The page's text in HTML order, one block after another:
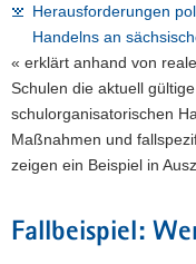
Herausforderungen
Handelns an
« erklärt anhand von
Schulen die aktuell
schulorganisatorischen
Maßnahmen und
zeigen ein Beispiel in
Fallbeispiel: